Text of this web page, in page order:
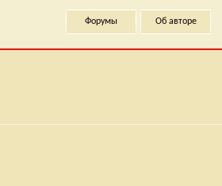
Форумы Об авторе